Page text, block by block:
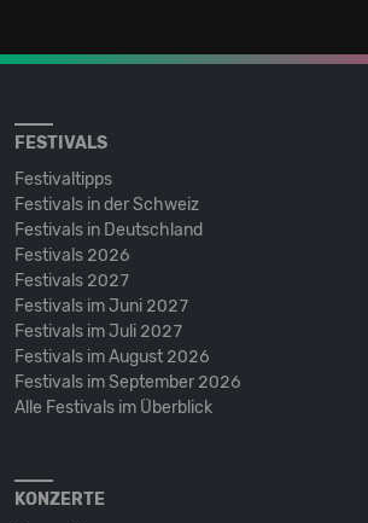
FESTIVALS
Festivaltipps
Festivals in der Schweiz
Festivals in Deutschland
Festivals 2026
Festivals 2027
Festivals im Juni 2027
Festivals im Juli 2027
Festivals im August 2026
Festivals im September 2026
Alle Festivals im Überblick
KONZERTE